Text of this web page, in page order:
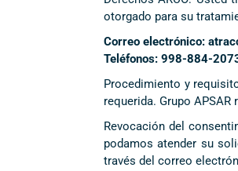
otorgado para su
Correo electrónico:
Teléfonos: 998-884-
Procedimiento y
requerida. Grupo
Revocación del
podamos atender su
través del correo